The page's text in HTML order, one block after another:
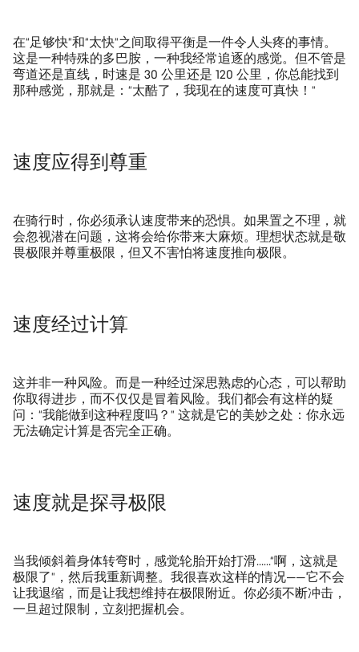
在“足够快”和“太快”之间取得平衡是一件令人头疼的事情。
这是一种特殊的多巴胺，一种我经常追逐的感觉。但不管是
弯道还是直线，时速是 30 公里还是 120 公里，你总能找到
那种感觉，那就是：“太酷了，我现在的速度可真快！”
速度应得到尊重
在骑行时，你必须承认速度带来的恐惧。如果置之不理，就
会忽视潜在问题，这将会给你带来大麻烦。理想状态就是敬
畏极限并尊重极限，但又不害怕将速度推向极限。
速度经过计算
这并非一种风险。而是一种经过深思熟虑的心态，可以帮助
你取得进步，而不仅仅是冒着风险。我们都会有这样的疑
问：“我能做到这种程度吗？” 这就是它的美妙之处：你永远
无法确定计算是否完全正确。
速度就是探寻极限
当我倾斜着身体转弯时，感觉轮胎开始打滑……“啊，这就是
极限了”，然后我重新调整。我很喜欢这样的情况——它不会
让我退缩，而是让我想维持在极限附近。你必须不断冲击，
一旦超过限制，立刻把握机会。